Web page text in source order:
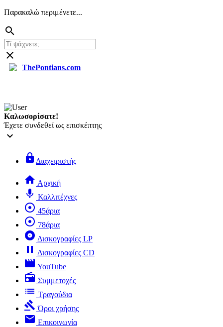
Παρακαλώ περιμένετε...
search
close
ThePontians.com
Καλωσορίσατε!
Έχετε συνδεθεί ως επισκέπτης
keyboard_arrow_down
lock Διαχειριστής
home Αρχική
mic Καλλιτέχνες
adjust 45άρια
adjust 78άρια
album Δισκογραφίες LP
pause Δισκογραφίες CD
movie YouTube
radio Συμμετοχές
list Τραγούδια
gavel Όροι χρήσης
mail Επικοινωνία